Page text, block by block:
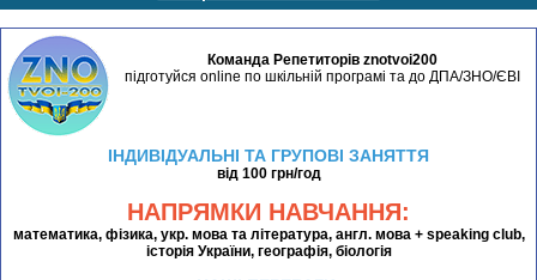
Команда Репетиторів znotvoi200
підготуйся online по шкільній програмі та до ДПА/ЗНО/ЄВІ
ІНДИВІДУАЛЬНІ ТА ГРУПОВІ ЗАНЯТТЯ
від 100 грн/год
НАПРЯМКИ НАВЧАННЯ:
математика, фізика, укр. мова та література, англ. мова + speaking club,
історія України, географія, біологія